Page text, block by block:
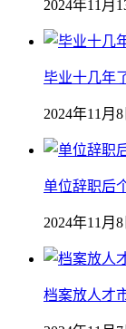
2024年11月
毕业十几年
2024年11月8
单位辞职后
2024年11月8
档案放人才